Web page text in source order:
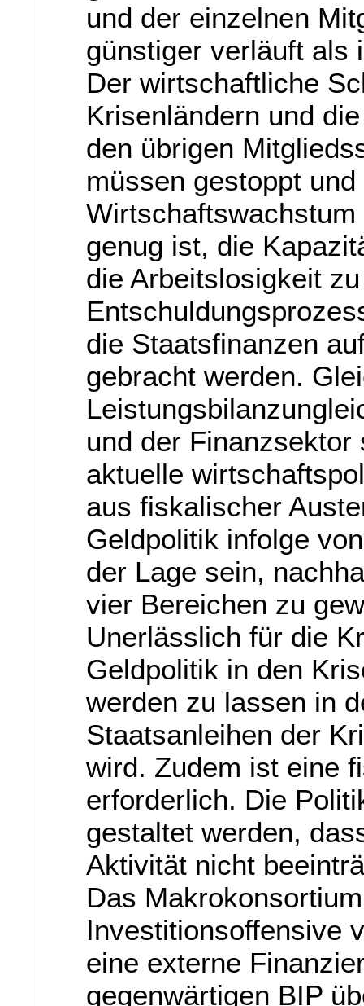
und der einzelnen
günstiger verläuft als
Der wirtschaftliche
Krisenländern und
den übrigen
müssen gestoppt
genug ist, die
die Arbeitslosigkeit
die Staatsfinanzen
gebracht werden.
und der
aktuelle
aus fiskalischer
Geldpolitik infolge
der Lage sein,
vier Bereichen zu
Unerlässlich für die
Geldpolitik in den
werden zu lassen in
Staatsanleihen der
wird. Zudem ist eine
erforderlich. Die
gestaltet werden,
Aktivität nicht
Das
Investitionsoffensive
eine externe
gegenwärtigen BIP